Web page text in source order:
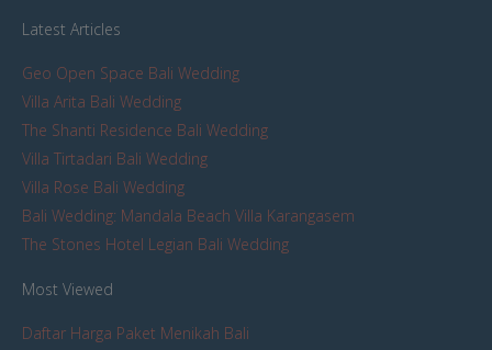
Latest Articles
Geo Open Space Bali Wedding
Villa Arita Bali Wedding
The Shanti Residence Bali Wedding
Villa Tirtadari Bali Wedding
Villa Rose Bali Wedding
Bali Wedding: Mandala Beach Villa Karangasem
The Stones Hotel Legian Bali Wedding
Most Viewed
Daftar Harga Paket Menikah Bali